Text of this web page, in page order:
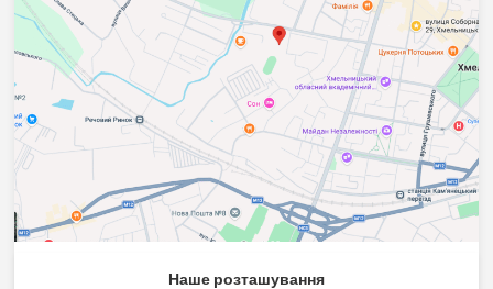
Наше розташування